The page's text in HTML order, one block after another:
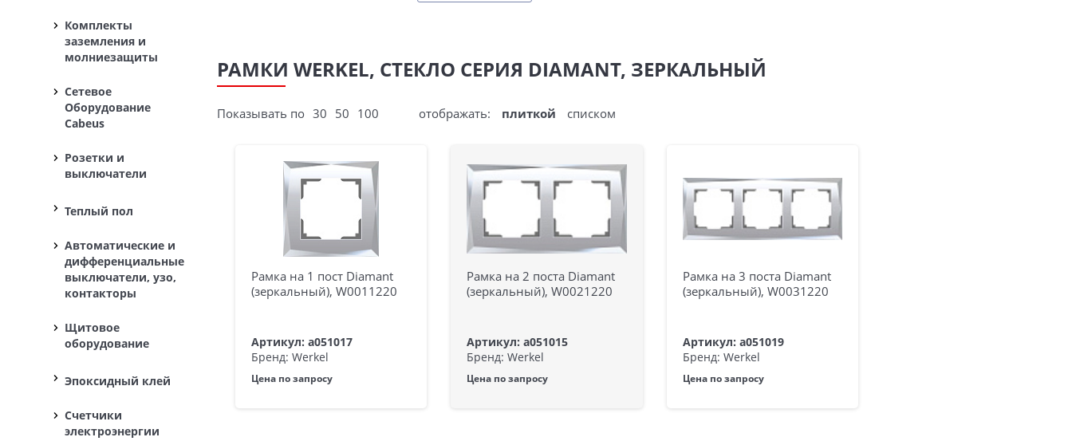
Комплекты
заземления и
молниезащиты
Сетевое
Оборудование
Cabeus
Розетки и
выключатели
Теплый пол
Автоматические и
дифференциальные
выключатели, узо,
контакторы
Щитовое
оборудование
Эпоксидный клей
Счетчики
электроэнергии
РАМКИ WERKEL, СТЕКЛО СЕРИЯ DIAMANT, ЗЕРКАЛЬНЫЙ
Показывать по 30 50 100 отображать: плиткой списком
Рамка на 1 пост Diamant
(зеркальный), W0011220
Артикул: a051017
Бренд: Werkel
Цена по запросу
Рамка на 2 поста Diamant
(зеркальный), W0021220
Артикул: a051015
Бренд: Werkel
Цена по запросу
Рамка на 3 поста Diamant
(зеркальный), W0031220
Артикул: a051019
Бренд: Werkel
Цена по запросу